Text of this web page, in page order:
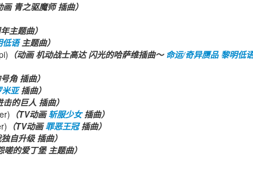
画 青之驱魔师 插曲）
主题曲）
低语主题曲）
（动画 机动战士高达 闪光的哈萨维插曲～命运/奇异赝品 黎明低
角 插曲）
米亚插曲）
击的巨人 插曲）
（TV动画斩服少女插曲）
（TV动画罪恶王冠插曲）
自升级 插曲）
嗟的爱丁堡 主题曲）